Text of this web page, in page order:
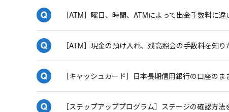
［ATM］曜日、時間、ATMによって出金手数料に違
［ATM］現金の預け入れ、残高照会の手数料を知り
［キャッシュカード］日本長期信用銀行の口座の
［ステップアッププログラム］ステージの確認方法